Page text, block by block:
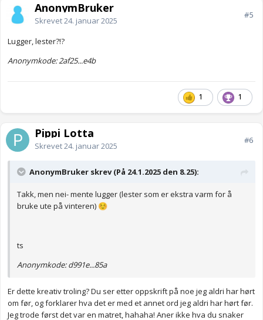
AnonymBruker
Skrevet24. januar 2025
#5
Lugger, lester?!?
Anonymkode: 2af25...e4b
1 1
Pippi Lotta
Skrevet24. januar 2025
#6
AnonymBruker skrev (På 24.1.2025 den 8.25):
Takk, men nei- mente lugger (lester som er ekstra varm for å
bruke ute på vinteren) ☺️
ts
Anonymkode: d991e...85a
Er dette kreativ troling? Du ser etter oppskrift på noe jeg aldri har hørt
om før, og forklarer hva det er med et annet ord jeg aldri har hørt før.
Jeg trode først det var en matret, hahaha! Aner ikke hva du snaker